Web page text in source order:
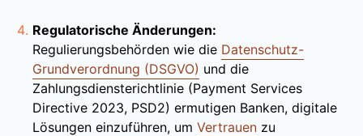
Regulatorische Änderungen:
Regulierungsbehörden wie die Datenschutz-
Grundverordnung (DSGVO) und die
Zahlungsdiensterichtlinie (Payment Services
Directive 2023, PSD2) ermutigen Banken, digitale
Lösungen einzuführen, um Vertrauen zu